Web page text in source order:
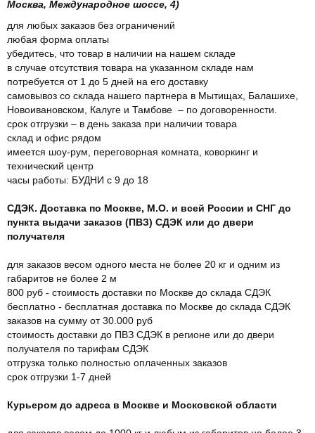
Москва, Международное шоссе, 4)
для любых заказов без ограничений
любая форма оплаты
убедитесь, что товар в наличии на нашем складе
в случае отсутствия товара на указанном складе нам
потребуется от 1 до 5 дней на его доставку
самовывоз со склада нашего партнера в Мытищах, Балашихе,
Новоивановском, Калуге и Тамбове – по договоренности.
срок отгрузки – в день заказа при наличии товара
склад и офис рядом
имеется шоу-рум, переговорная комната, коворкинг и
технический центр
часы работы: БУДНИ с 9 до 18
СДЭК. Доставка по Москве, М.О. и всей России и СНГ до
пункта выдачи заказов (ПВЗ) СДЭК или до двери
получателя
для заказов весом одного места не более 20 кг и одним из
габаритов не более 2 м
800 руб - стоимость доставки по Москве до склада СДЭК
бесплатно - бесплатная доставка по Москве до склада СДЭК
заказов на сумму от 30.000 руб
стоимость доставки до ПВЗ СДЭК в регионе или до двери
получателя по тарифам СДЭК
отгрузка только полностью оплаченных заказов
срок отгрузки 1-7 дней
Курьером до адреса в Москве и Московской области